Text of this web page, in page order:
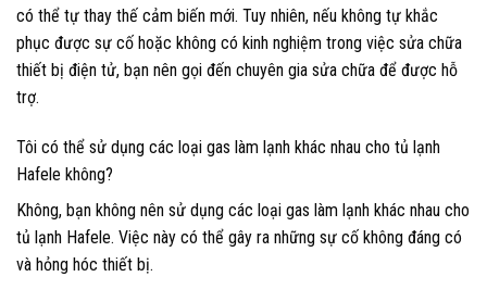
có thể tự thay thế cảm biến mới. Tuy nhiên, nếu không tự khắc
phục được sự cố hoặc không có kinh nghiệm trong việc sửa chữa
thiết bị điện tử, bạn nên gọi đến chuyên gia sửa chữa để được hỗ
trợ.
Tôi có thể sử dụng các loại gas làm lạnh khác nhau cho tủ lạnh
Hafele không?
Không, bạn không nên sử dụng các loại gas làm lạnh khác nhau cho
tủ lạnh Hafele. Việc này có thể gây ra những sự cố không đáng có
và hỏng hóc thiết bị.